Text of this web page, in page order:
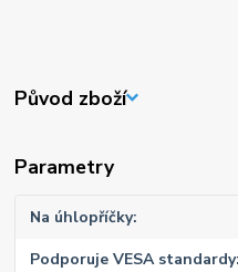
Původ zboží
Parametry
Na úhlopříčky
Podporuje VESA standardy